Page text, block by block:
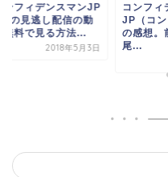
ンフィデンスマンJP
の見逃し配信の動
無料で見る方法...
2018年5月3日
コンフィ
JP（コ
の感想。
尾...